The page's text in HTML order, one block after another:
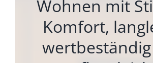
Wohnen mit
Komfort,